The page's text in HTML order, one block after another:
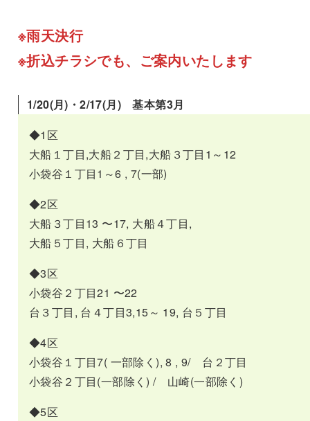
※雨天決行
※折込チラシでも、ご案内いたします
1/20(月)・2/17(月) 基本第3月
◆1区
大船１丁目,大船２丁目,大船３丁目1～12
小袋谷１丁目1～6 , 7(一部)
◆2区
大船３丁目13 〜17, 大船４丁目,
大船５丁目, 大船６丁目
◆3区
小袋谷２丁目21 〜22
台３丁目, 台４丁目3,15～ 19, 台５丁目
◆4区
小袋谷１丁目7( 一部除く), 8 , 9/ 台２丁目
小袋谷２丁目(一部除く) / 山崎(一部除く)
◆5区